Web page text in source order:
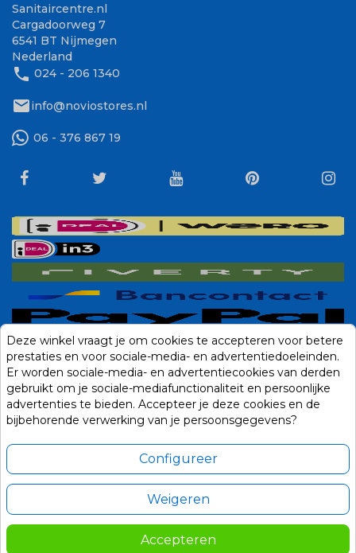
Sanitaircentre.nl
Cargadoorweg 7
6541 BT Nijmegen
Nederland
phone 024 - 206 1340
mailinfo@noviostores.nl
06 - 376 867 19
Deze winkel vraagt je om cookies te accepteren voor betere
prestaties en voor sociale-media- en advertentiedoeleinden.
Er worden sociale-media- en advertentiecookies van derden
gebruikt om je sociale-mediafunctionaliteit en persoonlijke
advertenties te bieden. Accepteer je deze cookies en de
bijbehorende verwerking van je persoonsgegevens?
Configureer
Weigeren
Accepteren